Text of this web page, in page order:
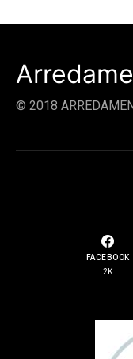
© 2018
FACEBOOK
2K